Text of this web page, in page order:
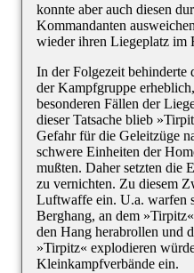
konnte aber auch diesen
Kommandanten
wieder ihren Liegeplatz im
In der Folgezeit behinderte
der Kampfgruppe
besonderen Fällen der
dieser Tatsache blieb
Gefahr für die Geleitzüge
schwere Einheiten der
mußten. Daher setzten die
zu vernichten. Zu diesem
Luftwaffe ein. U.a. warfen
Berghang, an dem
den Hang herabrollen und
»Tirpitz« explodieren
Kleinkampfverbände ein.